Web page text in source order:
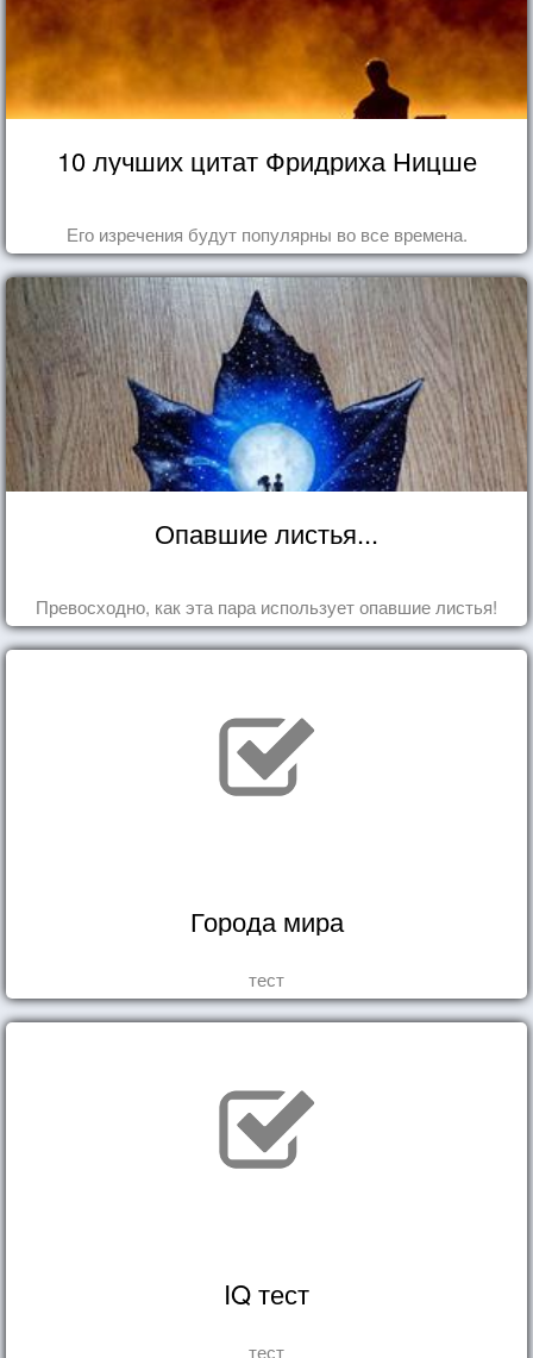
10 лучших цитат Фридриха Ницше
Его изречения будут популярны во все времена.
Опавшие листья...
Превосходно, как эта пара использует опавшие листья!
Города мира
тест
IQ тест
тест